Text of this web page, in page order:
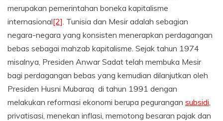
merupakan pemerintahan boneka kapitalisme
internasional[2]. Tunisia dan Mesir adalah sebagian
negara-negara yang konsisten menerapkan perdagangan
bebas sebagai mahzab kapitalisme. Sejak tahun 1974
misalnya, Presiden Anwar Sadat telah membuka Mesir
bagi perdagangan bebas yang kemudian dilanjutkan oleh
Presiden Husni Mubaraq di tahun 1991 dengan
melakukan reformasi ekonomi berupa pegurangan subsidi,
privatisasi, menekan inflasi, memotong besaran pajak dan